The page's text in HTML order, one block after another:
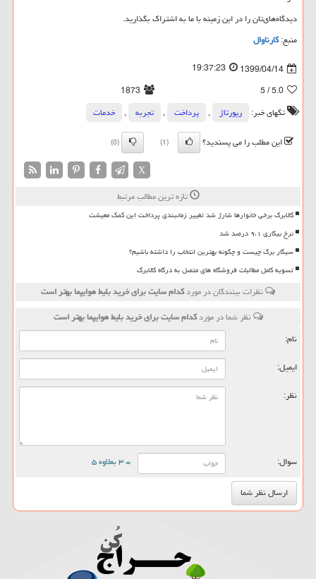
دیدگاه‌های‌تان را در این زمینه با ما به اشتراک بگذارید.
منبع:کارناوال
1399/04/14
19:37:23
5.0
/ 5
1873
تگهای خبر:
رپورتاژ , پرداخت , تجربه ,
خدمات
این مطلب را می پسندید؟
(1)
(0)
X
تازه ترین مطالب مرتبط
کالابرگ برخی خانوارها شارژ شد تغییر زمانبندی پرداخت این کمک معیشت
نرخ بیکاری ۹،۱ درصد شد
سیگار برگ چیست و چگونه بهترین انتخاب را داشته باشیم؟
تسویه کامل مطالبات فروشگاه های متصل به درگاه کالابرگ
نظرات بینندگان در موردكدام سایت برای خرید بلیط هوایپما بهتر است
نظر شما در موردكدام سایت برای خرید بلیط هوایپما بهتر است
نام:
ایمیل:
نظر:
سوال: = ۳ بعلاوه ۵